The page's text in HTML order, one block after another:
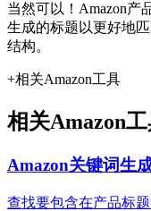
当然可以！Amazon产
生成的标题以更好地
结构。
+相关Amazon工具
相关Amazon
Amazon关键词生
查找要包含在产品标题